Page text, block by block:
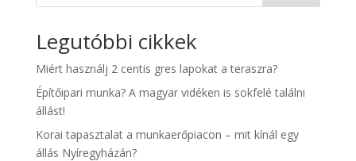
Legutóbbi cikkek
Miért használj 2 centis gres lapokat a teraszra?
Építőipari munka? A magyar vidéken is sokfelé találni
állást!
Korai tapasztalat a munkaerőpiacon – mit kínál egy
állás Nyíregyházán?